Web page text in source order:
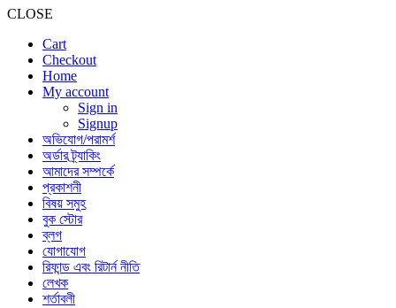
CLOSE
Cart
Checkout
Home
My account
Sign in
Signup
অভিযোগ/পরামর্শ
অর্ডার ট্র্যাকিং
আমাদের সম্পর্কে
প্রকাশনী
বিষয় সমুহ
বুক স্টোর
ব্লগ
যোগাযোগ
রিফান্ড এবং রিটার্ন নীতি
লেখক
শর্তাবলী